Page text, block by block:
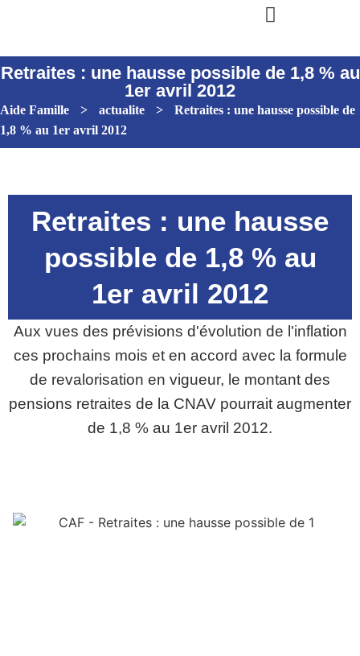
Retraites : une hausse possible de 1,8 % au
1er avril 2012
Aide Famille > actualite >
Retraites : une hausse possible de
1,8 % au 1er avril 2012
Retraites : une hausse
possible de 1,8 % au
1er avril 2012
Aux vues des prévisions d'évolution de l'inflation
ces prochains mois et en accord avec la formule
de revalorisation en vigueur, le montant des
pensions retraites de la CNAV pourrait augmenter
de 1,8 % au 1er avril 2012.